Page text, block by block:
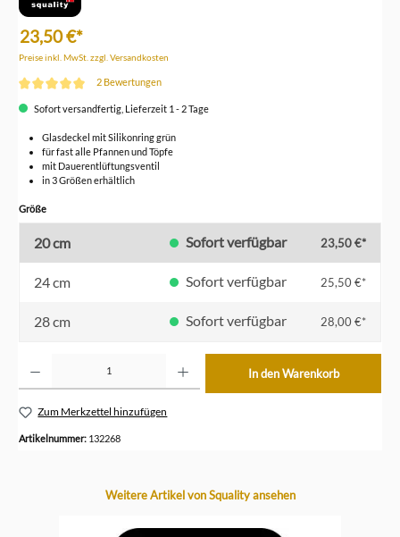
23,50 €*
Preise inkl. MwSt. zzgl. Versandkosten
2 Bewertungen
Sofort versandfertig, Lieferzeit 1 - 2 Tage
Glasdeckel mit Silikonring grün
für fast alle Pfannen und Töpfe
mit Dauerentlüftungsventil
in 3 Größen erhältlich
Größeauswählen
20 cm Sofort verfügbar 23,50 €*
24 cm Sofort verfügbar 25,50 €*
28 cm Sofort verfügbar 28,00 €*
In den Warenkorb
Zum Merkzettel hinzufügen
Artikelnummer: 132268
Produktgalerie überspringen
Weitere Artikel von Squality ansehen